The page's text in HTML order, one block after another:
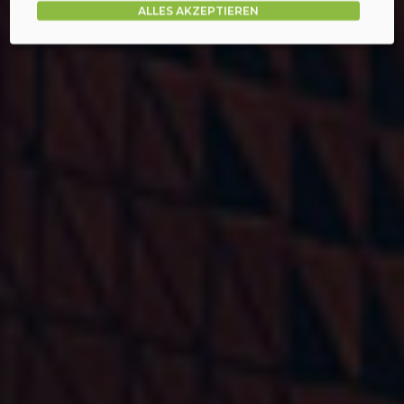
ALLES AKZEPTIEREN